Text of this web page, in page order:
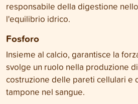
responsabile della digestione
l'equilibrio idrico.
Fosforo
Insieme al calcio, garantisce la
svolge un ruolo nella produzione
costruzione delle pareti cellulari e
tampone nel sangue.